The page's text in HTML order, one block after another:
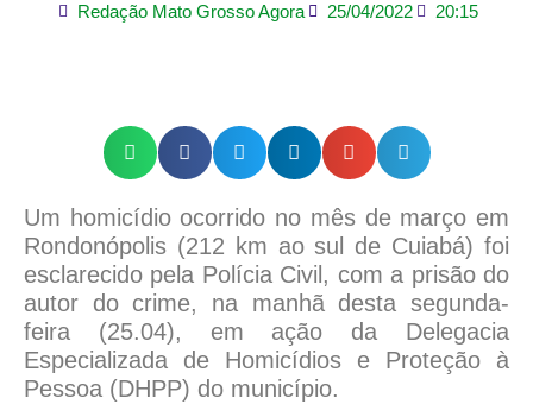
Redação Mato Grosso Agora 25/04/2022 20:15
Um homicídio ocorrido no mês de março em
Rondonópolis (212 km ao sul de Cuiabá) foi
esclarecido pela Polícia Civil, com a prisão do
autor do crime, na manhã desta segunda-
feira (25.04), em ação da Delegacia
Especializada de Homicídios e Proteção à
Pessoa (DHPP) do município.